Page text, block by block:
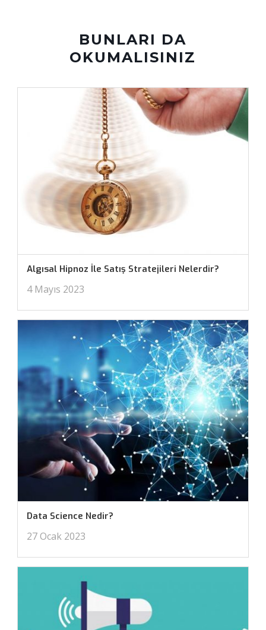
BUNLARI DA
OKUMALISINIZ
Algısal Hipnoz İle Satış Stratejileri Nelerdir?
4 Mayıs 2023
Data Science Nedir?
27 Ocak 2023